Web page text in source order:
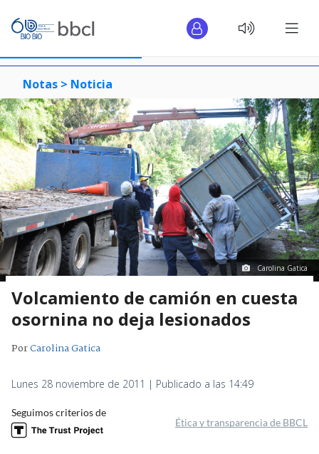
Notas > Noticia
Carolina Gatica
Volcamiento de camión en cuesta
osornina no deja lesionados
PorCarolina Gatica
Lunes 28 noviembre de 2011 | Publicado a las 14:49
Seguimos criterios de
Ética y transparencia de BBCL